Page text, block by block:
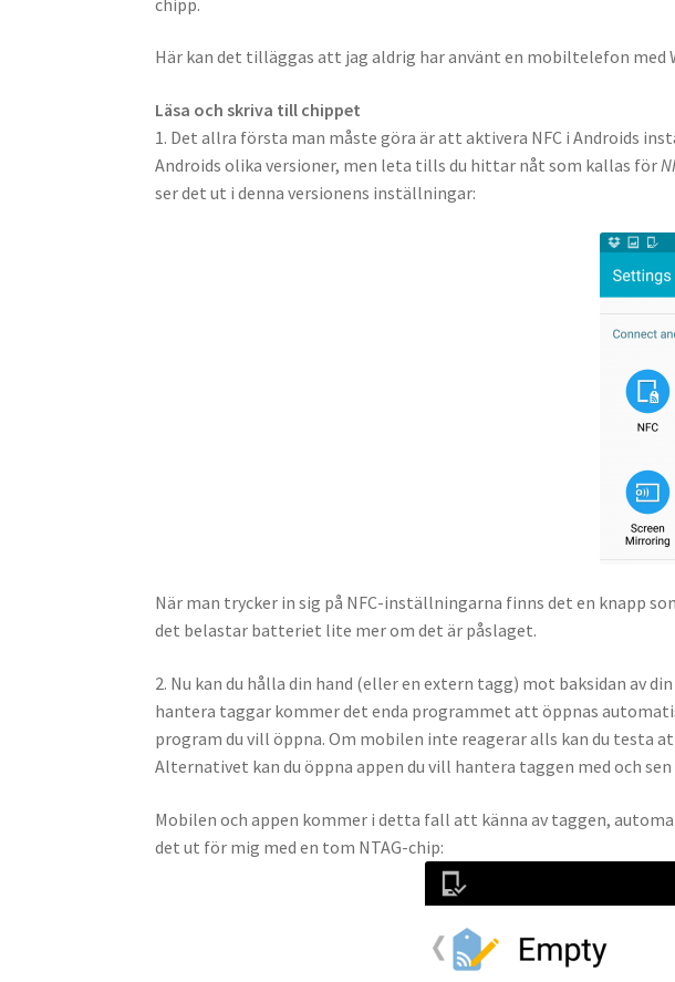
Här kan det tilläggas att jag aldrig har använt en mobiltelefon med
Läsa och skriva till chippet
1. Det allra första man måste göra är att aktivera NFC i Androids
Androids olika versioner, men leta tills du hittar nåt som kallas för
ser det ut i denna versionens inställningar:
När man trycker in sig på NFC-inställningarna finns det en knapp
det belastar batteriet lite mer om det är påslaget.
2. Nu kan du hålla din hand (eller en extern tagg) mot baksidan av
hantera taggar kommer det enda programmet att öppnas
program du vill öppna. Om mobilen inte reagerar alls kan du testa
Alternativet kan du öppna appen du vill hantera taggen med och
Mobilen och appen kommer i detta fall att känna av taggen,
det ut för mig med en tom NTAG-chip: